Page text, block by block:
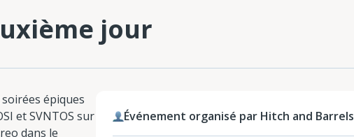
jour
épiques
et SVNTOS sur
dans le
Événement organisé par Hitch and Barrels